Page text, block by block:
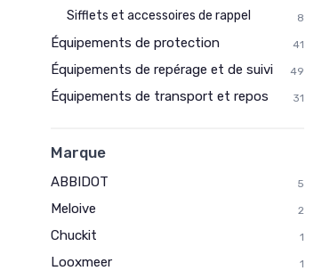
Sifflets et accessoires de rappel 8
Équipements de protection 41
Équipements de repérage et de suivi 49
Équipements de transport et repos 31
Marque
ABBIDOT 5
Meloive 2
Chuckit 1
Looxmeer 1